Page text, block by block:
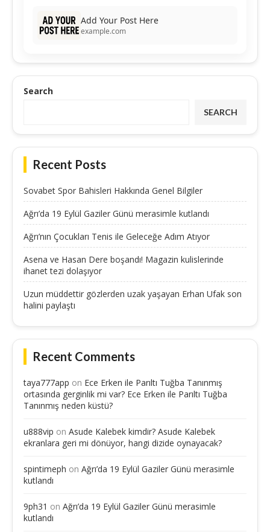
Add Your Post Here
example.com
Search
SEARCH
Recent Posts
Sovabet Spor Bahisleri Hakkında Genel Bilgiler
Ağrı’da 19 Eylül Gaziler Günü merasimle kutlandı
Ağrı’nın Çocukları Tenis ile Geleceğe Adım Atıyor
Asena ve Hasan Dere boşandı! Magazin kulislerinde
ihanet tezi dolaşıyor
Uzun müddettir gözlerden uzak yaşayan Erhan Ufak son
halini paylaştı
Recent Comments
taya777app on Ece Erken ile Parıltı Tuğba Tanınmış
ortasında gerginlik mi var? Ece Erken ile Parıltı Tuğba
Tanınmış neden küstü?
u888vip on Asude Kalebek kimdir? Asude Kalebek
ekranlara geri mi dönüyor, hangi dizide oynayacak?
spintimeph on Ağrı’da 19 Eylül Gaziler Günü merasimle
kutlandı
9ph31 on Ağrı’da 19 Eylül Gaziler Günü merasimle
kutlandı